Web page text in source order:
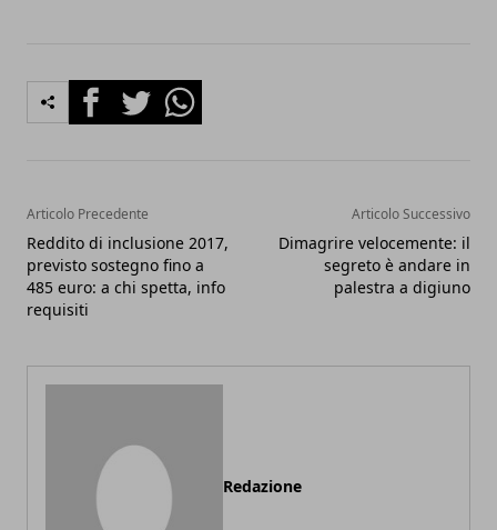
FacebookTwitterWhatsapp
Articolo Precedente
Reddito di inclusione 2017,
previsto sostegno fino a
485 euro: a chi spetta, info
requisiti
Articolo Successivo
Dimagrire velocemente: il
segreto è andare in
palestra a digiuno
Redazione